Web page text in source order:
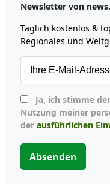
Newsletter von
Täglich kostenlos &
Regionales und
Nutzung meiner
der ausführlichen
Absenden